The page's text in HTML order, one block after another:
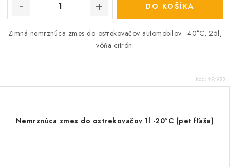
DO KOŠÍKA
Zimná nemrznúca zmes do ostrekovačov automobilov. -40°C, 25l,
vôňa citrón.
Kód: 99/953
Nemrznúca zmes do ostrekovačov 1l -20°C (pet fľaša)